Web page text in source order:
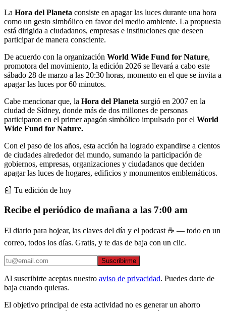
La Hora del Planeta consiste en apagar las luces durante una hora
como un gesto simbólico en favor del medio ambiente. La propuesta
está dirigida a ciudadanos, empresas e instituciones que deseen
participar de manera consciente.
De acuerdo con la organización World Wide Fund for Nature,
promotora del movimiento, la edición 2026 se llevará a cabo este
sábado 28 de marzo a las 20:30 horas, momento en el que se invita a
apagar las luces por 60 minutos.
Cabe mencionar que, la Hora del Planeta surgió en 2007 en la
ciudad de Sídney, donde más de dos millones de personas
participaron en el primer apagón simbólico impulsado por el World
Wide Fund for Nature.
Con el paso de los años, esta acción ha logrado expandirse a cientos
de ciudades alrededor del mundo, sumando la participación de
gobiernos, empresas, organizaciones y ciudadanos que deciden
apagar las luces de hogares, edificios y monumentos emblemáticos.
📰 Tu edición de hoy
Recibe el periódico de mañana a las 7:00 am
El diario para hojear, las claves del día y el podcast ☕ — todo en un
correo, todos los días. Gratis, y te das de baja con un clic.
Suscribirme
Al suscribirte aceptas nuestro aviso de privacidad. Puedes darte de
baja cuando quieras.
El objetivo principal de esta actividad no es generar un ahorro